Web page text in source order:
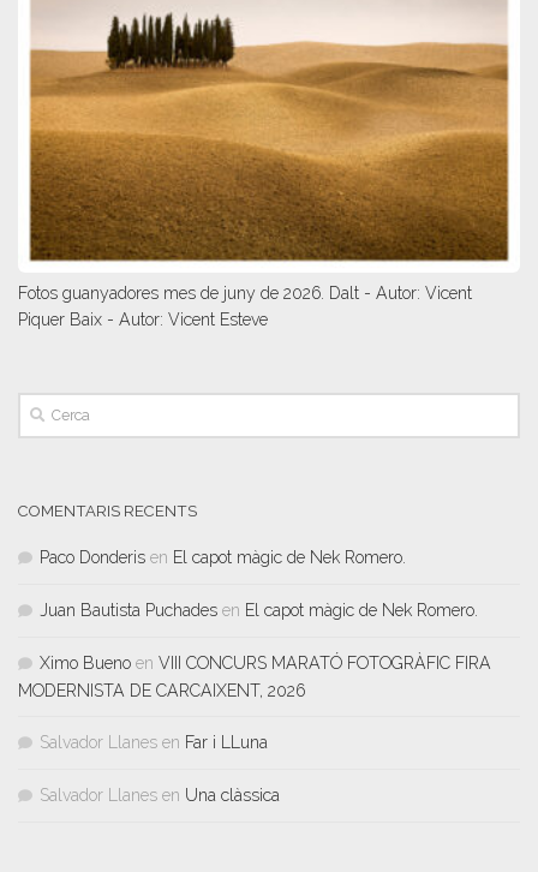
Fotos guanyadores mes de juny de 2026. Dalt - Autor: Vicent
Piquer Baix - Autor: Vicent Esteve
COMENTARIS RECENTS
Paco Donderis en El capot màgic de Nek Romero.
Juan Bautista Puchades en El capot màgic de Nek Romero.
Ximo Bueno en VIII CONCURS MARATÓ FOTOGRÀFIC FIRA
MODERNISTA DE CARCAIXENT, 2026
Salvador Llanes en Far i LLuna
Salvador Llanes en Una clàssica